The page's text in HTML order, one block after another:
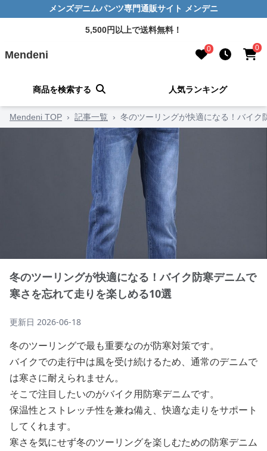
メンズデニムパンツ専門通販サイト メンデニ
5,500円以上で送料無料！
Mendeni 0 0
商品を検索する 人気ランキング
Mendeni TOP › 記事一覧 › 冬のツーリングが快適になる！バイ
冬のツーリングが快適になる！バイク防寒デニムで
寒さを忘れて走りを楽しめる10選
更新日 2026-06-18
冬のツーリングで最も重要なのが防寒対策です。
バイクでの走行中は風を受け続けるため、通常のデニムで
は寒さに耐えられません。
そこで注目したいのがバイク用防寒デニムです。
保温性とストレッチ性を兼ね備え、快適な走りをサポート
してくれます。
寒さを気にせず冬のツーリングを楽しむための防寒デニム